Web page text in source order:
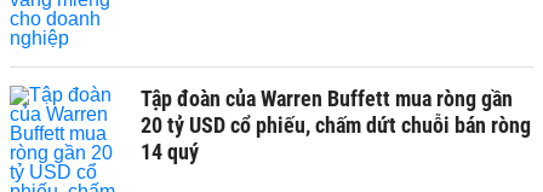
Tập đoàn của Warren Buffett mua ròng gần
20 tỷ USD cổ phiếu, chấm dứt chuỗi bán ròng
14 quý